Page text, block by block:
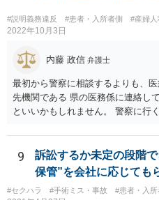
#説明義務違反 #患者・入所者側 #産婦人
2022年10月3日
内藤 政信 弁護士
最初から警察に相談するよりも、
先機関である 県の医務係に連絡し
といいかもしれません。 警察に行
9
訴訟するか未定の段階
保管”を会社に応じても
#セクハラ #手術ミス・事故 #患者・入所